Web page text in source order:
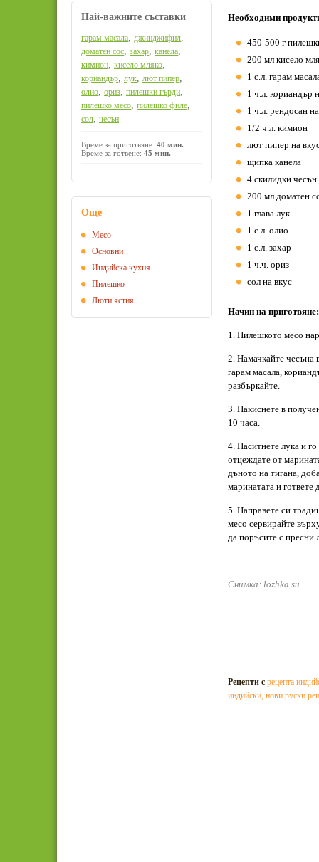
Необходими
450-500 г
200 мл кисело
1 с.л. гарам
1 ч.л. кориандър
1 ч.л. рендосан
1/2 ч.л. кимион
лют пипер на
щипка канела
4 скилидки чесън
200 мл доматен
1 глава лук
1 с.л. олио
1 с.л. захар
1 ч.ч. ориз
сол на вкус
Начин на приготвяне:
1. Пилешкото месо
2. Намачкайте чесъна
гарам масала,
разбъркайте.
3. Накиснете в
10 часа.
4. Наситнете лука и
отцеждате от
дъното на тигана,
маринатата и гответе
5. Направете си
месо сервирайте
да поръсите с пресни
Снимка: lozhka.su
Рецепти с рецепта
индийски, нови руски
Най-важните съставки
гарам масала, джинджифил,
доматен сос, захар, канела,
кимион, кисело мляко,
кориандър, лук, лют пипер,
олио, ориз, пилешки гърди,
пилешко месо, пилешко филе,
сол, чесън
Време за приготвяне: 40 мин.
Време за готвене: 45 мин.
Още
Месо
Основни
Индийска кухня
Пилешко
Люти ястия